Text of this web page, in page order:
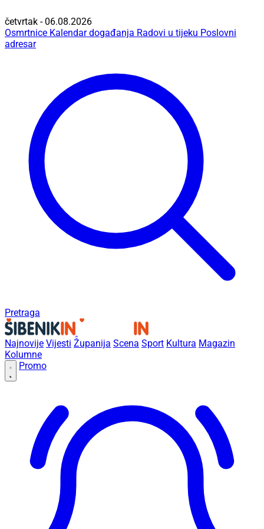
četvrtak - 06.08.2026
Osmrtnice Kalendar događanja Radovi u tijeku Poslovni
adresar
Pretraga
Najnovije Vijesti Županija Scena Sport Kultura Magazin
Kolumne
Promo